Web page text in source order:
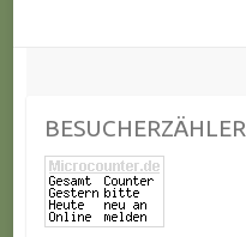
BESUCHERZÄHLER